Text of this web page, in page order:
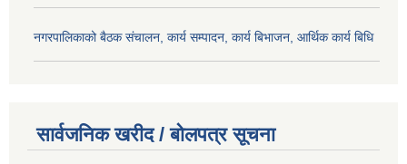
नगरपालिकाको बैठक संचालन, कार्य सम्पादन, कार्य बिभाजन, आर्थिक कार्य बिधि
सार्वजनिक खरीद / बोलपत्र सूचना